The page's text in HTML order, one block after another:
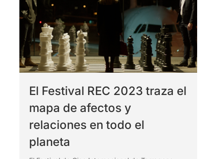
El Festival REC 2023 traza el
mapa de afectos y
relaciones en todo el
planeta